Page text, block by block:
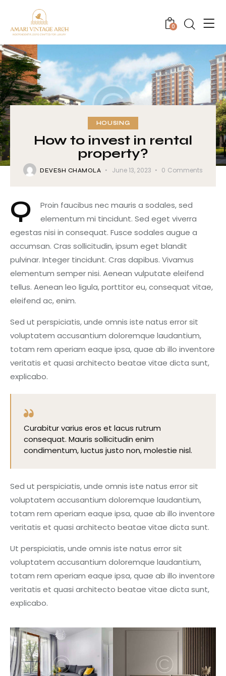
0
HOUSING
How to invest in rental
property?
DEVESH CHAMOLA June 13, 2023 0 Comments
Q
Proin faucibus nec mauris a sodales, sed
elementum mi tincidunt. Sed eget viverra
egestas nisi in consequat. Fusce sodales augue a
accumsan. Cras sollicitudin, ipsum eget blandit
pulvinar. Integer tincidunt. Cras dapibus. Vivamus
elementum semper nisi. Aenean vulputate eleifend
tellus. Aenean leo ligula, porttitor eu, consequat vitae,
eleifend ac, enim.
Sed ut perspiciatis, unde omnis iste natus error sit
voluptatem accusantium doloremque laudantium,
totam rem aperiam eaque ipsa, quae ab illo inventore
veritatis et quasi architecto beatae vitae dicta sunt,
explicabo.
Curabitur varius eros et lacus rutrum
consequat. Mauris sollicitudin enim
condimentum, luctus justo non, molestie nisl.
Sed ut perspiciatis, unde omnis iste natus error sit
voluptatem accusantium doloremque laudantium,
totam rem aperiam eaque ipsa, quae ab illo inventore
veritatis et quasi architecto beatae vitae dicta sunt.
Ut perspiciatis, unde omnis iste natus error sit
voluptatem accusantium doloremque laudantium,
totam rem aperiam eaque ipsa, quae ab illo inventore
veritatis et quasi architecto beatae vitae dicta sunt,
explicabo.